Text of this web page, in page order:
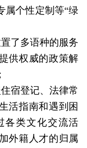
属个性定制等“绿
了多语种的服务
供权威的政策解
宿登记、法律常
活指南和遇到困
各类文化交流活
外籍人才的归属